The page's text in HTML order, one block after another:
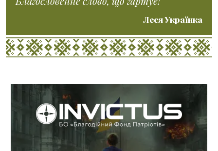
Леся Українка